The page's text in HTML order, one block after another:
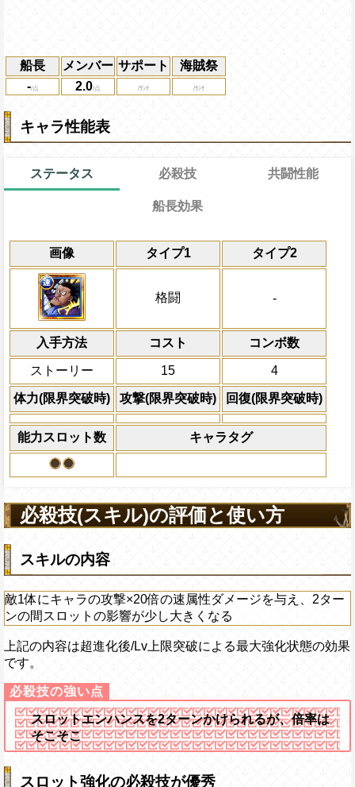
船長 メンバー サポート
海賊祭
-
2.0
キャラ性能表
ステータス
画像 タイプ1 タイプ2
格闘 -
入手方法 コスト コンボ数
ストーリー 15 4
体力(限界突破時) 攻撃(限界突破時) 回復(限界突破時)
能力スロット数 キャラタグ
必殺技
通常 25→18ターン
限界突破
通常時
敵1体にキャラの攻撃×20倍の速属性ダメ
上限突破
共闘性能
共闘性能
船長効果
冒険開始時の必殺タ
にし、他の属性キャ
必殺技
ターン数：8
敵1体のHPを25%減
体力の上限を無視し
×30倍の全プレイヤー
(最大体力の2倍上限
えている時、体力満
になる)、全プレイヤ
を30%下げ、-タイプ
船長効果
通常時
GOODより前4連続で、以降のキャラの攻
必殺技(スキル)の評価と使い方
スキルの内容
敵1体にキャラの攻撃×20倍の速属性ダメージを与え、2ター
ンの間スロットの影響が少し大きくなる
上記の内容は超進化後/Lv上限突破による最大強化状態の効果
です。
スロットエンハンスを2ターンかけられるが、倍率は
そこそこ
スロット強化の必殺技が優秀